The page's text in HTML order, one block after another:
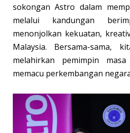
sokongan Astro dalam
melalui kandungan
menonjolkan kekuatan,
Malaysia. Bersama-sama,
melahirkan pemimpin
memacu perkembangan